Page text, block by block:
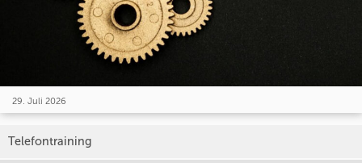
29. Juli 2026
Telefontraining